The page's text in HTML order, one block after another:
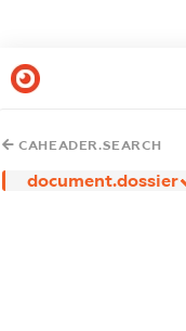
CAHEADER.SEARCH
document.dossier